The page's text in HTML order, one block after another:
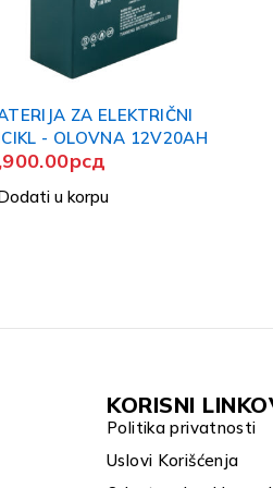
(crveni,sivi,crni,beli,plavi)40a
115,990.00рсд
Dodati u korpu
KORISNI
Politika privatnosti
Uslovi Korišćenja